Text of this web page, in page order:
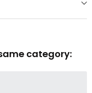
category: